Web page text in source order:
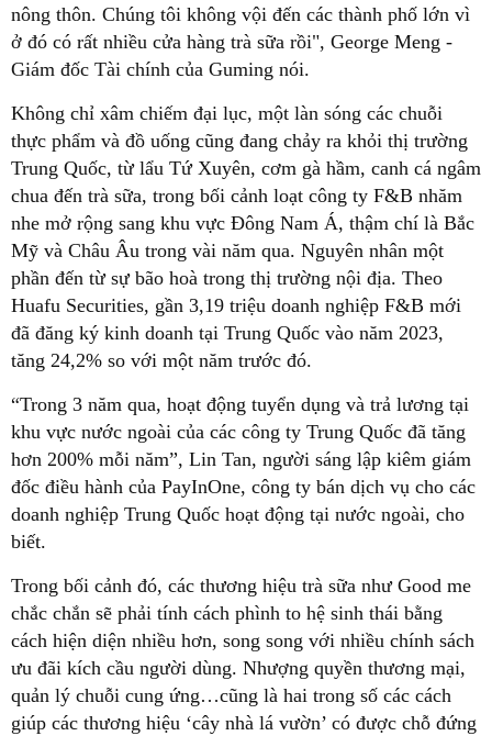
nông thôn. Chúng tôi không vội đến các thành phố lớn vì
ở đó có rất nhiều cửa hàng trà sữa rồi", George Meng -
Giám đốc Tài chính của Guming nói.
Không chỉ xâm chiếm đại lục, một làn sóng các chuỗi
thực phẩm và đồ uống cũng đang chảy ra khỏi thị trường
Trung Quốc, từ lẩu Tứ Xuyên, cơm gà hầm, canh cá ngâm
chua đến trà sữa, trong bối cảnh loạt công ty F&B nhăm
nhe mở rộng sang khu vực Đông Nam Á, thậm chí là Bắc
Mỹ và Châu Âu trong vài năm qua. Nguyên nhân một
phần đến từ sự bão hoà trong thị trường nội địa. Theo
Huafu Securities, gần 3,19 triệu doanh nghiệp F&B mới
đã đăng ký kinh doanh tại Trung Quốc vào năm 2023,
tăng 24,2% so với một năm trước đó.
“Trong 3 năm qua, hoạt động tuyển dụng và trả lương tại
khu vực nước ngoài của các công ty Trung Quốc đã tăng
hơn 200% mỗi năm”, Lin Tan, người sáng lập kiêm giám
đốc điều hành của PayInOne, công ty bán dịch vụ cho các
doanh nghiệp Trung Quốc hoạt động tại nước ngoài, cho
biết.
Trong bối cảnh đó, các thương hiệu trà sữa như Good me
chắc chắn sẽ phải tính cách phình to hệ sinh thái bằng
cách hiện diện nhiều hơn, song song với nhiều chính sách
ưu đãi kích cầu người dùng. Nhượng quyền thương mại,
quản lý chuỗi cung ứng…cũng là hai trong số các cách
giúp các thương hiệu ‘cây nhà lá vườn’ có được chỗ đứng